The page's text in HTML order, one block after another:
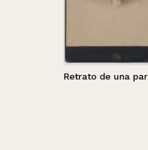
Retrato de una pareja